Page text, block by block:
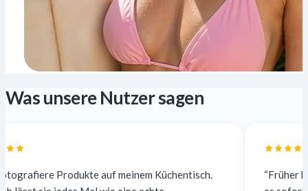
Was unsere Nutzer sagen
auf meinem Küchentisch.
“Früher habe ich für 5 $